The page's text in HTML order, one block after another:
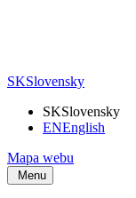
SKSlovensky
SKSlovensky
ENEnglish
Mapa webu
Menu